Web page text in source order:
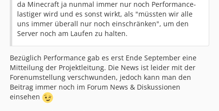
da Minecraft ja nunmal immer nur noch Performance-
lastiger wird und es sonst wirkt, als "müssten wir alle
uns immer überall nur noch einschränken", um den
Server noch am Laufen zu halten.
Bezüglich Performance gab es erst Ende September eine
Mitteilung der Projektleitung. Die News ist leider mit der
Forenumstellung verschwunden, jedoch kann man den
Beitrag immer noch im Forum News & Diskussionen
einsehen